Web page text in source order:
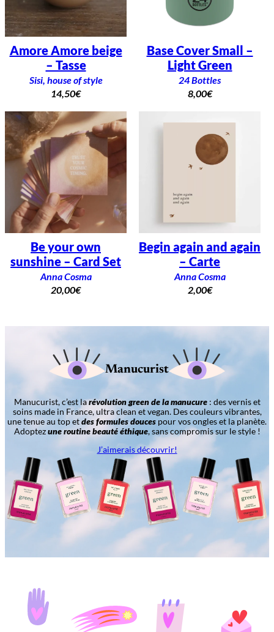
Amore Amore beige
– Tasse
Sisi, house of style
14,50€
Base Cover Small –
Light Green
24 Bottles
8,00€
Be your own
sunshine – Card Set
Anna Cosma
20,00€
Begin again and again
– Carte
Anna Cosma
2,00€
Manucurist
Manucurist, c’est larévolution green de la manucure: des vernis et
soins made in France, ultra clean et vegan. Des couleurs vibrantes,
une tenue au top etdes formules douces pour vos ongles et la planète.
Adoptezune routine beauté éthique, sans compromis sur le style !
J’aimerais découvrir!